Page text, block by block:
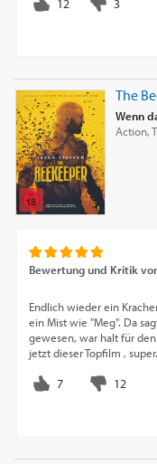
The
Wenn
Action,
Bewertung und Kritik
Endlich wieder ein
ein Mist wie "Meg". Da
gewesen, war halt für
jetzt dieser Topfilm ,